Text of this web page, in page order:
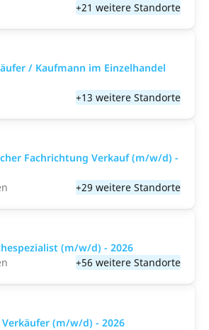
+21 weitere Standorte
/ Kaufmann im Einzelhandel
+13 weitere Standorte
Fachrichtung Verkauf (m/w/d) -
+29 weitere Standorte
(m/w/d) - 2026
+56 weitere Standorte
(m/w/d) - 2026